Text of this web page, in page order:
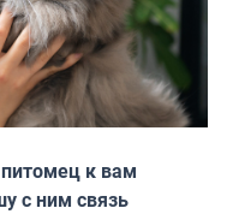
к вам
с ним связь